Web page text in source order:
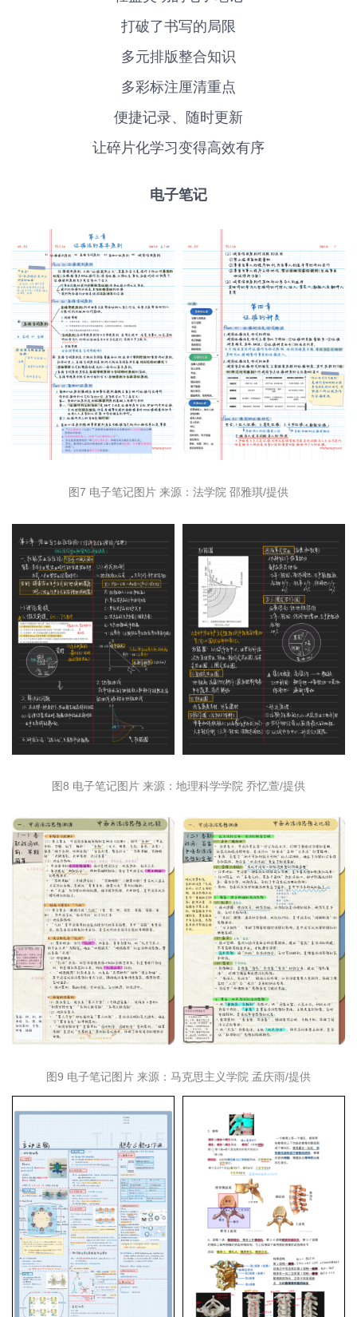
打破了书写的局限
多元排版整合知识
多彩标注厘清重点
便捷记录、随时更新
让碎片化学习变得高效有序
电子笔记
图7 电子笔记图片 来源：法学院 邵雅琪/提供
图8 电子笔记图片 来源：地理科学学院 乔忆萱/提供
图9 电子笔记图片 来源：马克思主义学院 孟庆雨/提供